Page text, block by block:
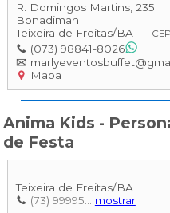
R. Domingos Martins, 235
Bonadiman
Teixeira de Freitas/BA
(073) 98841-8026
Mapa
Anima Kids -
de Festa
Teixeira de Freitas/BA
(73) 99995... mostrar